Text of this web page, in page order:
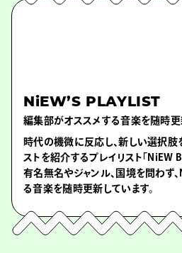
NiEW’S PLAYLIST
編集部がオススメする音楽を随時
時代の機微に反応し、新しい選択肢
ストを紹介するプレイリスト「NiEW
有名無名やジャンル、国境を問わず
る音楽を随時更新しています。